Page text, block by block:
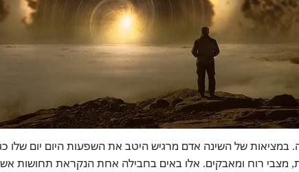
75 הוא בעצם חי 25 שנה בשינה. במציאות של השינה אדם מרגיש היטב את השפעות היום יום שלו
מצבי רוח ומאבקים. אלו באים בחבילה אחת הנקראת תחושות